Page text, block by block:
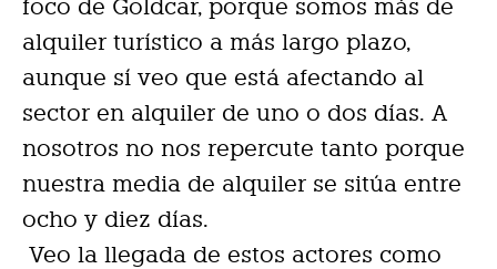
foco de Goldcar, porque somos más de
alquiler turístico a más largo plazo,
aunque sí veo que está afectando al
sector en alquiler de uno o dos días. A
nosotros no nos repercute tanto porque
nuestra media de alquiler se sitúa entre
ocho y diez días.
Veo la llegada de estos actores como